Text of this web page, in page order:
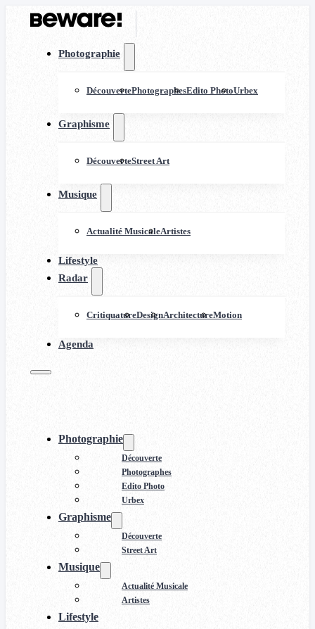
Photographie
DécouvertePhotographesEdito PhotoUrbex
Graphisme
DécouverteStreet Art
Musique
Actualité MusicaleArtistes
Lifestyle
Radar
CritiquatureDesignArchitectureMotion
Agenda
Photographie
Découverte
Photographes
Edito Photo
Urbex
Graphisme
Découverte
Street Art
Musique
Actualité Musicale
Artistes
Lifestyle